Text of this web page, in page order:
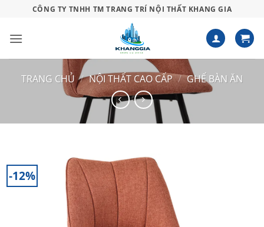
nội
CÔNG TY TNHH TM TRANG TRÍ NỘI THẤT KHANG GIA
TRANG CHỦ / NỘI THẤT CAO CẤP / GHẾ BÀN ĂN
-12%